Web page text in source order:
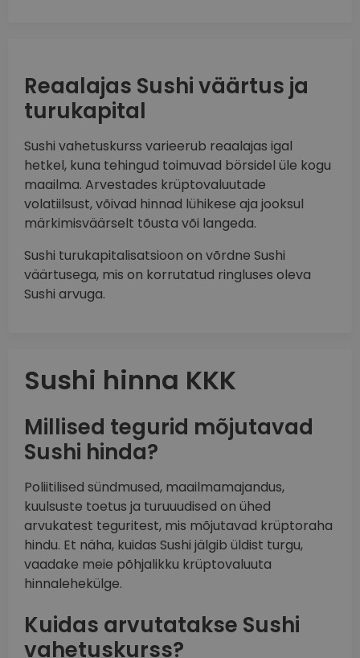
Reaalajas Sushi väärtus ja
turukapital
Sushi vahetuskurss varieerub reaalajas igal
hetkel, kuna tehingud toimuvad börsidel üle kogu
maailma. Arvestades krüptovaluutade
volatiilsust, võivad hinnad lühikese aja jooksul
märkimisväärselt tõusta või langeda.
Sushi turukapitalisatsioon on võrdne Sushi
väärtusega, mis on korrutatud ringluses oleva
Sushi arvuga.
Sushi hinna KKK
Millised tegurid mõjutavad
Sushi hinda?
Poliitilised sündmused, maailmamajandus,
kuulsuste toetus ja turuuudised on ühed
arvukatest teguritest, mis mõjutavad krüptoraha
hindu. Et näha, kuidas Sushi jälgib üldist turgu,
vaadake meie põhjalikku krüptovaluuta
hinnalehekülge.
Kuidas arvutatakse Sushi
vahetuskurss?